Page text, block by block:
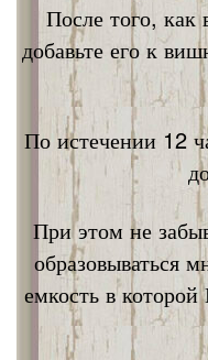
После того, как
добавьте его к
По истечении 12
При этом не
образовываться
емкость в